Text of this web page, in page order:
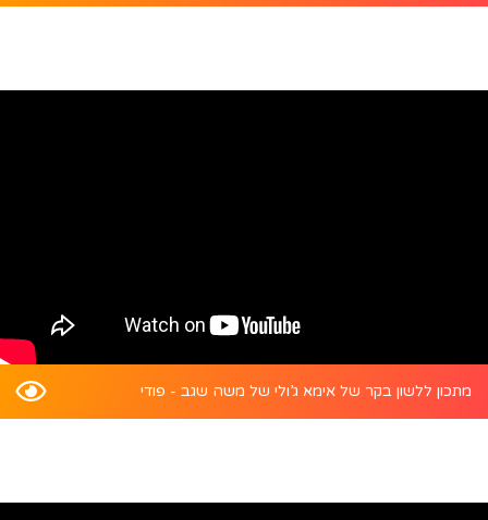
מתכון ללשון בקר של אימא ג’ולי של משה שגב - פודי